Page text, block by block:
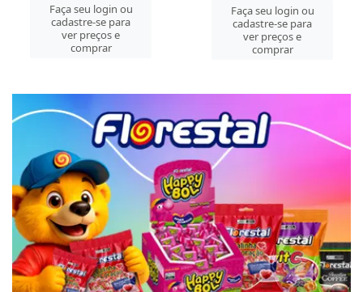
Faça seu login ou
cadastre-se para
ver preços e
comprar
Faça seu login ou
cadastre-se para
ver preços e
comprar